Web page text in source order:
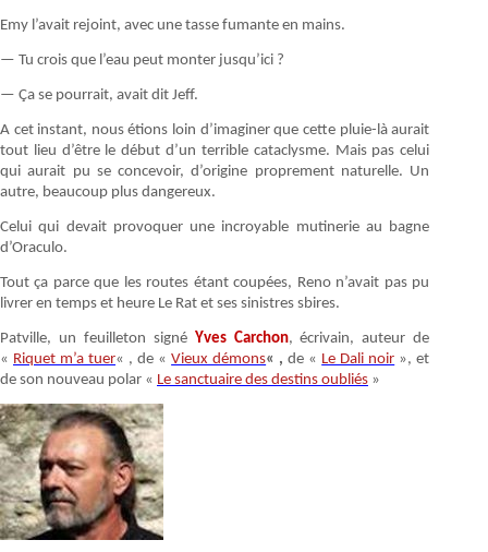
Emy l’avait rejoint, avec une tasse fumante en mains.
— Tu crois que l’eau peut monter jusqu’ici ?
— Ça se pourrait, avait dit Jeff.
A cet instant, nous étions loin d’imaginer que cette pluie-là aurait
tout lieu d’être le début d’un terrible cataclysme. Mais pas celui
qui aurait pu se concevoir, d’origine proprement naturelle. Un
autre, beaucoup plus dangereux.
Celui qui devait provoquer une incroyable mutinerie au bagne
d’Oraculo.
Tout ça parce que les routes étant coupées, Reno n’avait pas pu
livrer en temps et heure Le Rat et ses sinistres sbires.
Patville, un feuilleton signé Yves Carchon, écrivain, auteur de
« Riquet m’a tuer« , de «Vieux démons« , de « Le Dali noir », et
de son nouveau polar « Le sanctuaire des destins oubliés »